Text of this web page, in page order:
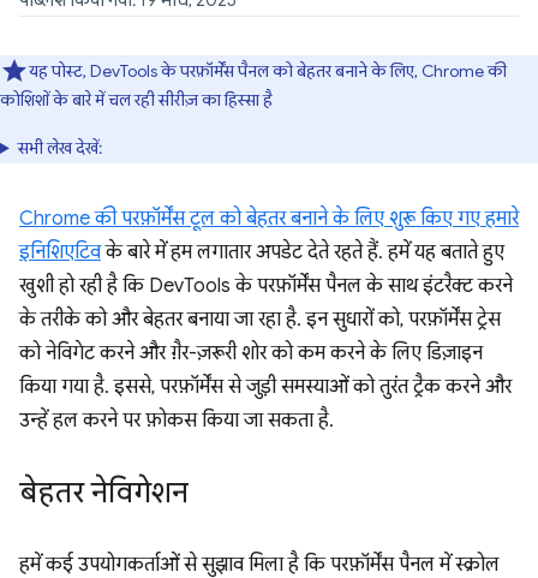
यह पोस्ट, DevTools के परफ़ॉर्मेंस पैनल को बेहतर बनाने के लिए, Chrome की
कोशिशों के बारे में चल रही सीरीज़ का हिस्सा है
सभी लेख देखें:
Chrome की परफ़ॉर्मेंस टूल को बेहतर बनाने के लिए शुरू किए गए हमारे
इनिशिएटिवके बारे में हम लगातार अपडेट देते रहते हैं. हमें यह बताते हुए
खुशी हो रही है कि DevTools के परफ़ॉर्मेंस पैनल के साथ इंटरैक्ट करने
के तरीके को और बेहतर बनाया जा रहा है. इन सुधारों को, परफ़ॉर्मेंस ट्रेस
को नेविगेट करने और ग़ैर-ज़रूरी शोर को कम करने के लिए डिज़ाइन
किया गया है. इससे, परफ़ॉर्मेंस से जुड़ी समस्याओं को तुरंत ट्रैक करने और
उन्हें हल करने पर फ़ोकस किया जा सकता है.
बेहतर नेविगेशन
हमें कई उपयोगकर्ताओं से सुझाव मिला है कि परफ़ॉर्मेंस पैनल में स्क्रोल